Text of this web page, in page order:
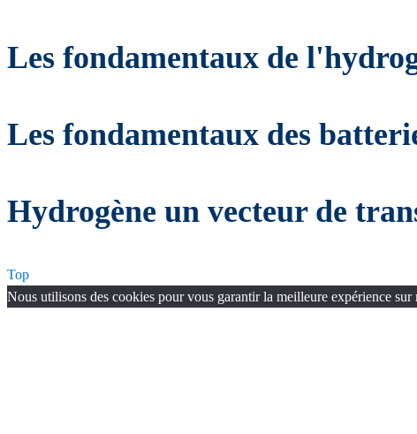
Les fondamentaux de
Les fondamentaux des
Hydrogène un vecteur de
Top
Nous utilisons des cookies pour vous garantir la meilleure expérience sur